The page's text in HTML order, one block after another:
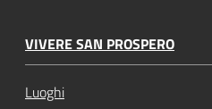
VIVERE SAN PROSPERO
Luoghi